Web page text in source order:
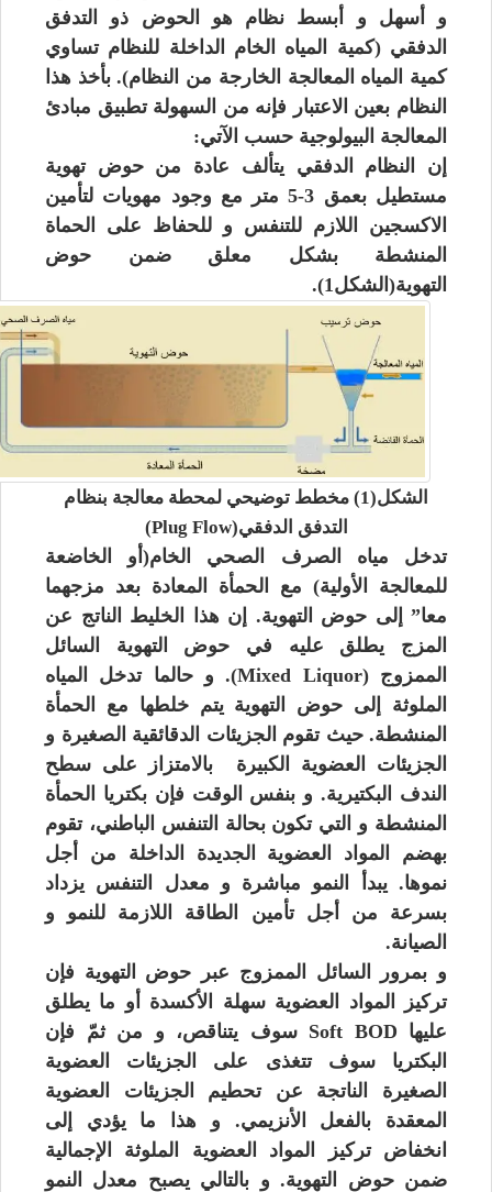
و أسهل و أبسط نظام هو الحوض ذو التدفق
الدفقي (كمية المياه الخام الداخلة للنظام تساوي
كمية المياه المعالجة الخارجة من النظام). بأخذ هذا
النظام بعين الاعتبار فإنه من السهولة تطبيق مبادئ
المعالجة البيولوجية حسب الآتي:
إن النظام الدفقي يتألف عادة من حوض تهوية
مستطيل بعمق 3-5 متر مع وجود مهويات لتأمين
الاكسجين اللازم للتنفس و للحفاظ على الحماة
المنشطة بشكل معلق ضمن حوض
التهوية(الشكل1).
الشكل(1) مخطط توضيحي لمحطة معالجة بنظام
التدفق الدفقي(Plug Flow)
تدخل مياه الصرف الصحي الخام(أو الخاضعة
للمعالجة الأولية) مع الحمأة المعادة بعد مزجهما
معا” إلى حوض التهوية. إن هذا الخليط الناتج عن
المزج يطلق عليه في حوض التهوية السائل
الممزوج (Mixed Liquor). و حالما تدخل المياه
الملوثة إلى حوض التهوية يتم خلطها مع الحمأة
المنشطة. حيث تقوم الجزيئات الدقائقية الصغيرة و
الجزيئات العضوية الكبيرة بالامتزاز على سطح
الندف البكتيرية. و بنفس الوقت فإن بكتريا الحمأة
المنشطة و التي تكون بحالة التنفس الباطني، تقوم
بهضم المواد العضوية الجديدة الداخلة من أجل
نموها. يبدأ النمو مباشرة و معدل التنفس يزداد
بسرعة من أجل تأمين الطاقة اللازمة للنمو و
الصيانة.
و بمرور السائل الممزوج عبر حوض التهوية فإن
تركيز المواد العضوية سهلة الأكسدة أو ما يطلق
عليها Soft BOD سوف يتناقص، و من ثمّ فإن
البكتريا سوف تتغذى على الجزيئات العضوية
الصغيرة الناتجة عن تحطيم الجزيئات العضوية
المعقدة بالفعل الأنزيمي. و هذا ما يؤدي إلى
انخفاض تركيز المواد العضوية الملوثة الإجمالية
ضمن حوض التهوية. و بالتالي يصبح معدل النمو